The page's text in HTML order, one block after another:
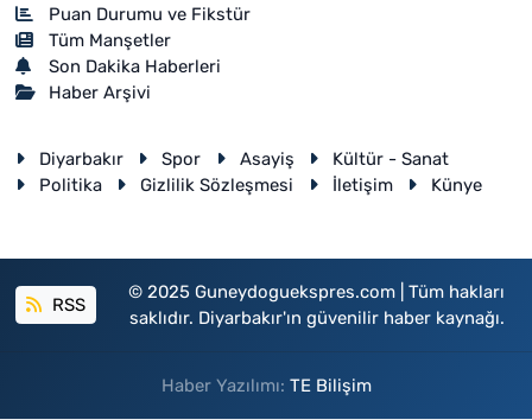
Puan Durumu ve Fikstür
Tüm Manşetler
Son Dakika Haberleri
Haber Arşivi
Diyarbakır Spor Asayiş
Kültür - Sanat
Politika
Gizlilik Sözleşmesi İletişim Künye
RSS
© 2025 Guneydoguekspres.com | Tüm hakları
saklıdır. Diyarbakır'ın güvenilir haber kaynağı.
Haber Yazılımı: TE Bilişim